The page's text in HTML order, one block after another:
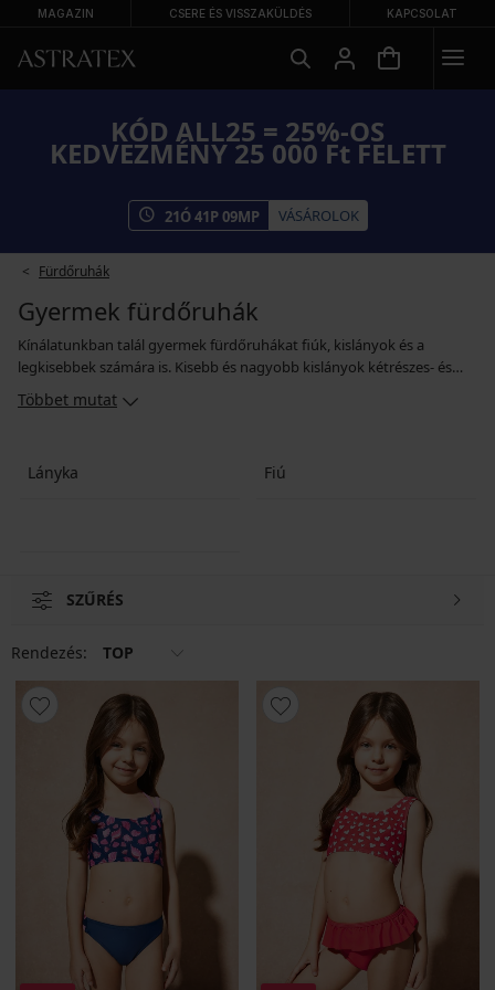
MAGAZIN CSERE ÉS VISSZAKÜLDÉS KAPCSOLAT
KÓD ALL25 = 25%-OS
KEDVEZMÉNY 25 000 Ft FELETT
21Ó41P08MP VÁSÁROLOK
Fürdőruhák
Gyermek fürdőruhák
Kínálatunkban talál gyermek fürdőruhákat fiúk, kislányok és a
legkisebbek számára is. Kisebb és nagyobb kislányok kétrészes- és
egyrészes fürdőruhákból is válogathatnak, a fiúk számára készült
fürdőnadrágokat pedig két fazonban kínáljuk – fürdősort és száras
legkisebbeknek olyan gyermek fürdőnadrágokat kínálunk,
Többet mutat
Lányka Fiú
SZŰRÉS
Rendezés: TOP